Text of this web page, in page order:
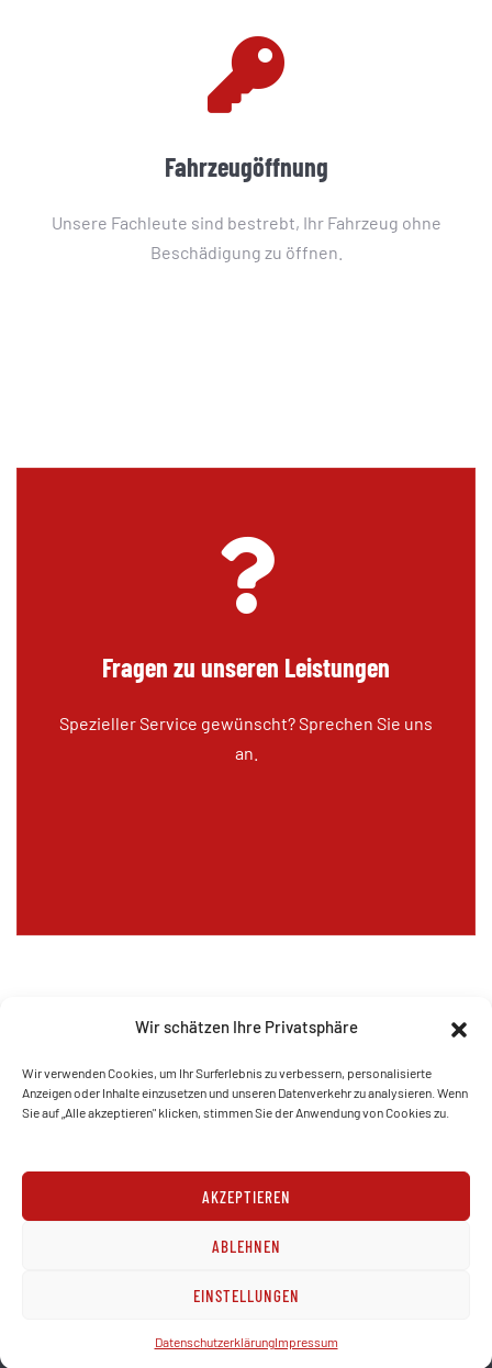
Wir schätzen Ihre Privatsphäre
Wir verwenden Cookies, um Ihr Surferlebnis zu verbessern, personalisierte
Anzeigen oder Inhalte einzusetzen und unseren Datenverkehr zu analysieren. Wenn
Sie auf „Alle akzeptieren" klicken, stimmen Sie der Anwendung von Cookies zu.
AKZEPTIEREN
ABLEHNEN
EINSTELLUNGEN
DatenschutzerklärungImpressum
Fahrzeugöffnung
Unsere Fachleute sind bestrebt, Ihr Fahrzeug ohne
Beschädigung zu öffnen.
Fragen zu unseren Leistungen
Spezieller Service gewünscht? Sprechen Sie uns
an.
N.Viehmann
Datenschutz